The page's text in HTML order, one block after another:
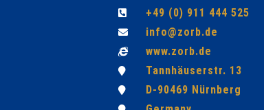
+49 (0) 911 444 525
info@zorb.de
www.zorb.de
Tannhäuserstr. 13
D-90469 Nürnberg